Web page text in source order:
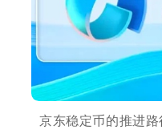
京东稳定币的推进